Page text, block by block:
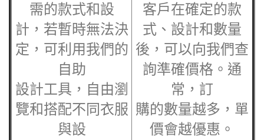
需的款式和設
計，若暫時無法決
定，可利用我們的
自助
設計工具，自由瀏
覽和搭配不同衣服
與設
客戶在確定的款
式、設計和數量
後，可以向我們查
詢準確價格。通
常，訂
購的數量越多，單
價會越優惠。